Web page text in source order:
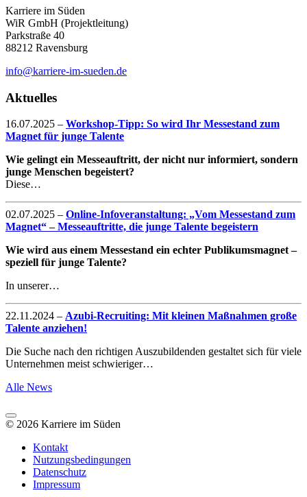
Karriere im Süden
WiR GmbH (Projektleitung)
Parkstraße 40
88212 Ravensburg
info@karriere-im-sueden.de
Aktuelles
16.07.2025 – Workshop-Tipp: So wird Ihr Messestand zum
Magnet für junge Talente
Wie gelingt ein Messeauftritt, der nicht nur informiert, sondern
junge Menschen begeistert?
Diese…
02.07.2025 – Online-Infoveranstaltung: „Vom Messestand zum
Magnet“ – Messeauftritte, die junge Talente begeistern
Wie wird aus einem Messestand ein echter Publikumsmagnet –
speziell für junge Talente?
In unserer…
22.11.2024 – Azubi-Recruiting: Mit kleinen Maßnahmen große
Talente anziehen!
Die Suche nach den richtigen Auszubildenden gestaltet sich für viele
Unternehmen meist schwieriger…
Alle News
© 2026 Karriere im Süden
Kontakt
Nutzungsbedingungen
Datenschutz
Impressum